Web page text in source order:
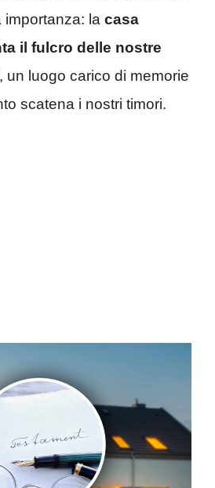
la casa
il fulcro delle nostre
, un luogo carico di memorie
scatena i nostri timori.